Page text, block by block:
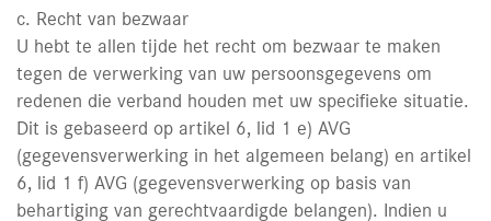
c. Recht van bezwaar
U hebt te allen tijde het recht om bezwaar te maken
tegen de verwerking van uw persoonsgegevens om
redenen die verband houden met uw specifieke situatie.
Dit is gebaseerd op artikel 6, lid 1 e) AVG
(gegevensverwerking in het algemeen belang) en artikel
6, lid 1 f) AVG (gegevensverwerking op basis van
behartiging van gerechtvaardigde belangen). Indien u